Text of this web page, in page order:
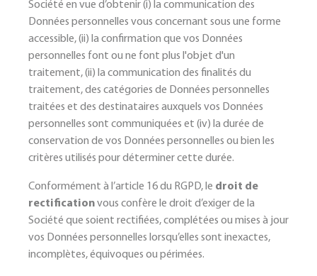
Société en vue d’obtenir (i) la communication des
Données personnelles vous concernant sous une forme
accessible, (ii) la confirmation que vos Données
personnelles font ou ne font plus l'objet d'un
traitement, (ii) la communication des finalités du
traitement, des catégories de Données personnelles
traitées et des destinataires auxquels vos Données
personnelles sont communiquées et (iv) la durée de
conservation de vos Données personnelles ou bien les
critères utilisés pour déterminer cette durée.
Conformément à l’article 16 du RGPD, le droit de
rectificationvous confère le droit d’exiger de la
Société que soient rectifiées, complétées ou mises à jour
vos Données personnelles lorsqu’elles sont inexactes,
incomplètes, équivoques ou périmées.